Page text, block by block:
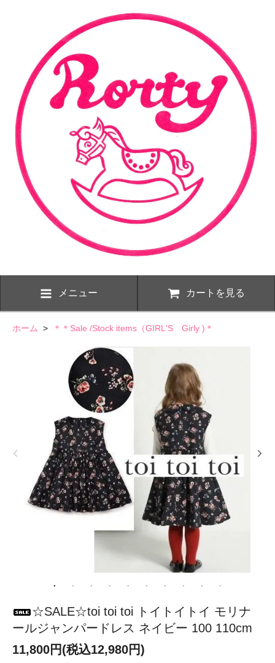
メニュー カートを見る
ホーム > ＊＊Sale /Stock items（GIRL'S Girly )＊
☆SALE☆toi toi toi トイトイトイ モリナ
ールジャンパードレス ネイビー 100 110cm
11,800円(税込12,980円)